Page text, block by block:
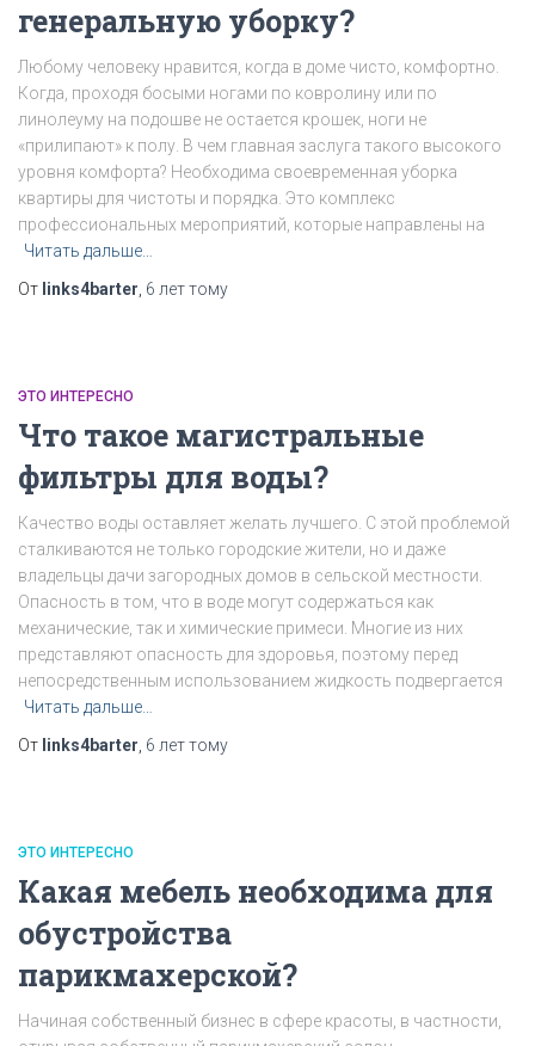
генеральную уборку?
Любому человеку нравится, когда в доме чисто, комфортно.
Когда, проходя босыми ногами по ковролину или по
линолеуму на подошве не остается крошек, ноги не
«прилипают» к полу. В чем главная заслуга такого высокого
уровня комфорта? Необходима своевременная уборка
квартиры для чистоты и порядка. Это комплекс
профессиональных мероприятий, которые направлены на
Читать дальше…
От links4barter 6 леттому
ЭТО ИНТЕРЕСНО
Что такое магистральные
фильтры для воды?
Качество воды оставляет желать лучшего. С этой проблемой
сталкиваются не только городские жители, но и даже
владельцы дачи загородных домов в сельской местности.
Опасность в том, что в воде могут содержаться как
механические, так и химические примеси. Многие из них
представляют опасность для здоровья, поэтому перед
непосредственным использованием жидкость подвергается
Читать дальше…
От links4barter 6 леттому
ЭТО ИНТЕРЕСНО
Какая мебель необходима для
обустройства
парикмахерской?
Начиная собственный бизнес в сфере красоты, в частности,